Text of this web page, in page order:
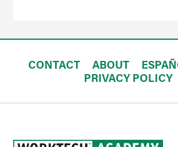
CONTACT ABOUT
PRIVACY POLICY